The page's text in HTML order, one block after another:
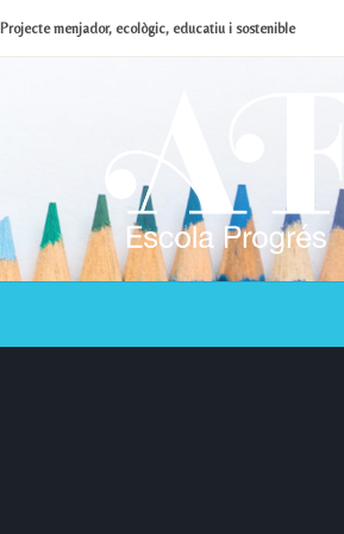
Projecte menjador, ecològic, educatiu i sostenible